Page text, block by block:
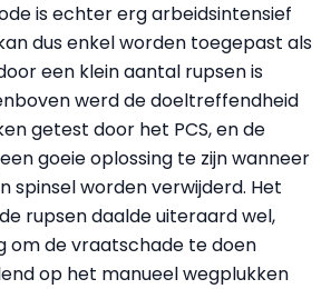
is echter erg arbeidsintensief
dus enkel worden toegepast als
een klein aantal rupsen is
werd de doeltreffendheid
getest door het PCS, en de
goeie oplossing te zijn wanneer
spinsel worden verwijderd. Het
rupsen daalde uiteraard wel,
om de vraatschade te doen
op het manueel wegplukken